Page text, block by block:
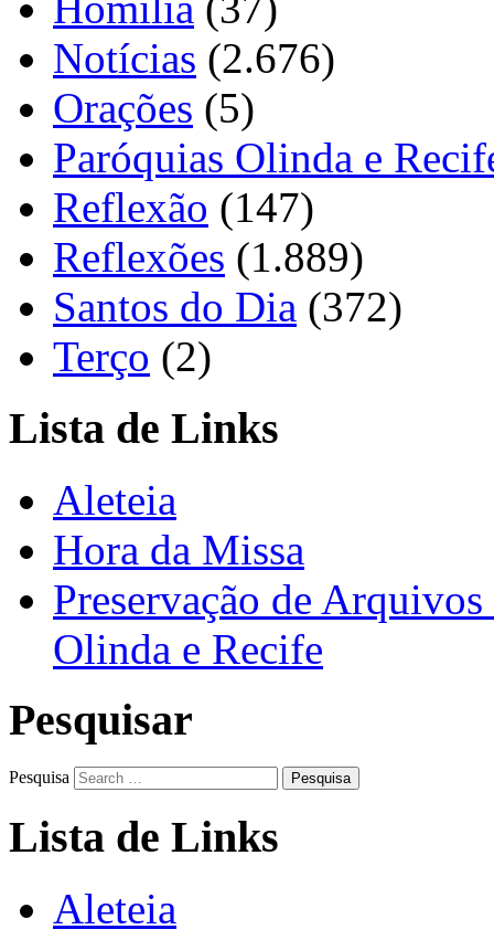
Notícias (2.676)
Orações (5)
Paróquias Olinda e
Reflexão (147)
Reflexões (1.889)
Santos do Dia (372)
Terço (2)
Lista de Links
Aleteia
Hora da Missa
Preservação de
Olinda e Recife
Pesquisar
Pesquisa
Lista de Links
Aleteia